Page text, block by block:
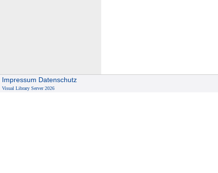
Impressum Datenschutz
Visual Library Server 2026